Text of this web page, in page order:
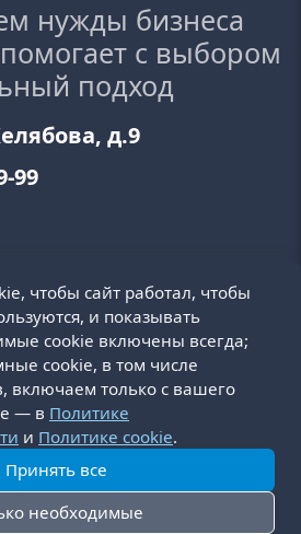
нужды бизнеса
помогает с выбором
подход
д.9
99
Политика cookie
Оферта
обмена товара
Разработка:
чтобы сайт работал, чтобы
и показывать
cookie включены всегда;
cookie, в том числе
включаем только с вашего
— в Политике
и Политике cookie.
Принять все
необходимые